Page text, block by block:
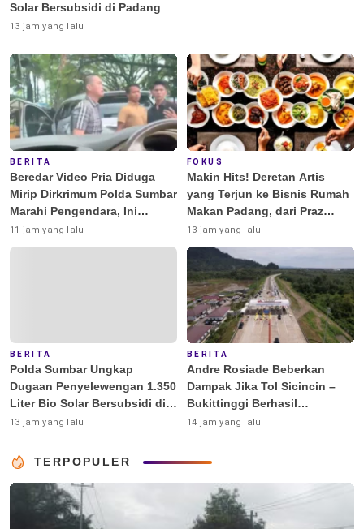
Solar Bersubsidi di Padang
13 jam yang lalu
BERITA
Beredar Video Pria Diduga
Mirip Dirkrimum Polda Sumbar
Marahi Pengendara, Ini
Penjelasannya
11 jam yang lalu
FOKUS
Makin Hits! Deretan Artis
yang Terjun ke Bisnis Rumah
Makan Padang, dari Praz
Teguh hingga Deddy
Corbuzier
13 jam yang lalu
BERITA
Polda Sumbar Ungkap
Dugaan Penyelewengan 1.350
Liter Bio Solar Bersubsidi di
Padang
13 jam yang lalu
BERITA
Andre Rosiade Beberkan
Dampak Jika Tol Sicincin –
Bukittinggi Berhasil
Dibangun
14 jam yang lalu
TERPOPULER